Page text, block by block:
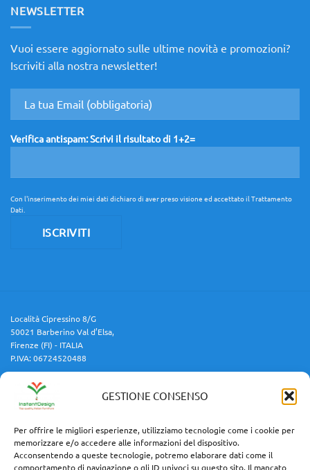
GESTIONE CONSENSO
Per offrire le migliori esperienze, utilizziamo tecnologie come i cookie per
memorizzare e/o accedere alle informazioni del dispositivo.
Acconsentendo a queste tecnologie, potremo elaborare dati come il
comportamento di navigazione o gli ID univoci su questo sito. Il mancato
ATTENZIONE
“Ready
di
Design
che
aspetta!
NEWSLETTER
Vuoi essere aggiornato sulle ultime novità e promozioni?
Iscriviti alla nostra newsletter!
Verifica antispam: Scrivi il risultato di 1+2=
Con l'inserimento dei miei dati dichiaro di aver preso visione ed accettato il Trattamento
Dati
Località Cipressino 8/G
50021 Barberino Val d’Elsa,
Firenze (FI) - ITALIA
P.IVA: 06724520488
Cellulare:
Email:info@instantdesign.it